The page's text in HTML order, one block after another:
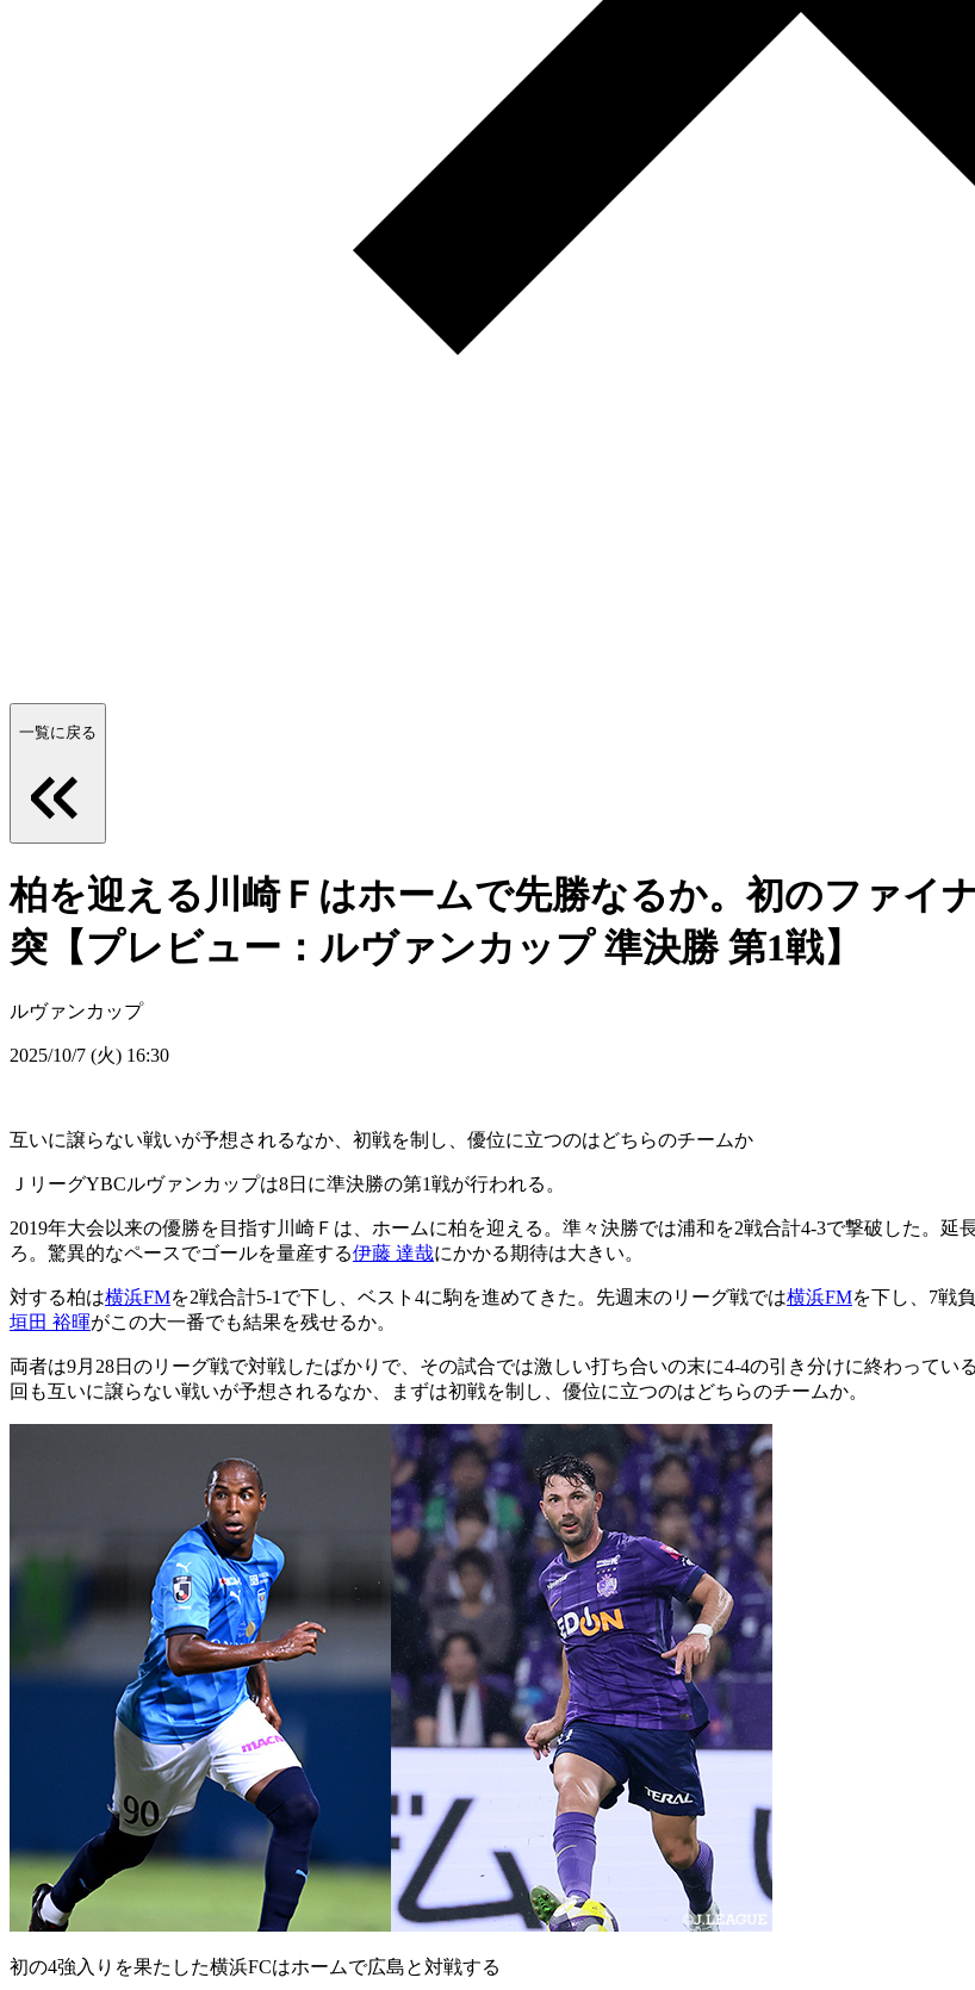
一覧に戻る
柏を迎える川崎Ｆはホームで先勝なるか。初のファイ
突【プレビュー：ルヴァンカップ 準決勝 第1戦】
ルヴァンカップ
2025/10/7 (火) 16:30
互いに譲らない戦いが予想されるなか、初戦を制し、優位に立つのはどちらのチームか
ＪリーグYBCルヴァンカップは8日に準決勝の第1戦が行われる。
2019年大会以来の優勝を目指す川崎Ｆは、ホームに柏を迎える。準々決勝では浦和を2戦合計4-3で撃破した。
ろ。驚異的なペースでゴールを量産する伊藤 達哉にかかる期待は大きい。
対する柏は横浜FMを2戦合計5-1で下し、ベスト4に駒を進めてきた。先週末のリーグ戦では横浜FMを下し、7戦
垣田 裕暉がこの大一番でも結果を残せるか。
両者は9月28日のリーグ戦で対戦したばかりで、その試合では激しい打ち合いの末に4-4の引き分けに終わって
回も互いに譲らない戦いが予想されるなか、まずは初戦を制し、優位に立つのはどちらのチームか。
初の4強入りを果たした横浜FCはホームで広島と対戦する